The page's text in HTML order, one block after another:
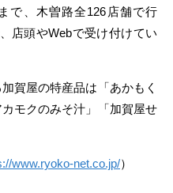
で、木曽路全126店舗で行
店頭やWebで受け付けてい
賀屋の特産品は「あかもく
モクのみそ汁」「加賀屋せ
www.ryoko-net.co.jp/）